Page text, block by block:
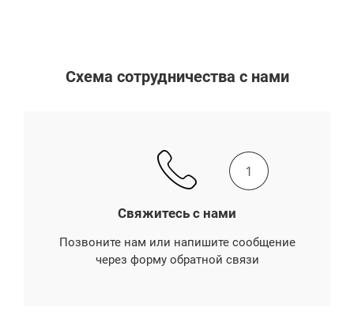
Схема сотрудничества с нами
Свяжитесь с нами
Позвоните нам или напишите сообщение
через форму обратной связи
1